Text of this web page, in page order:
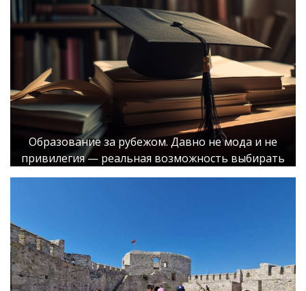
Образование за рубежом. Давно не мода и не
привилегия — реальная возможность выбирать